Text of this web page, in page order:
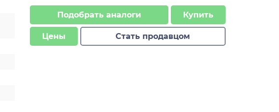
Подобрать аналоги Купить
Цены Стать продавцом